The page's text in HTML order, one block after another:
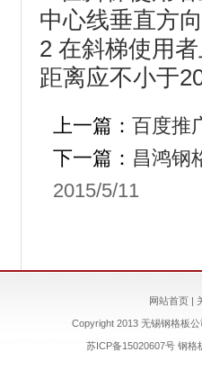
中心线垂直方
2 在斜梯使用
距离应不小于
上一篇： 百度推
下一篇： 昌鸿钢
2015/5/11
网站首页|
Copyright 2013 无锡钢格板
苏ICP备15020607号 钢格